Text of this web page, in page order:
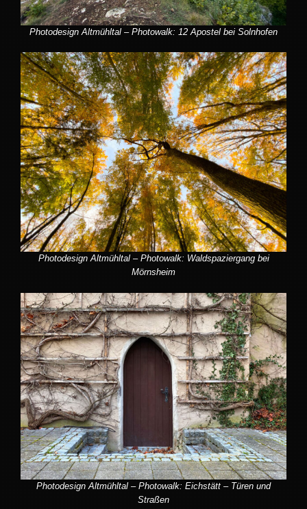
Photodesign Altmühltal – Photowalk: 12 Apostel bei Solnhofen
Photodesign Altmühltal – Photowalk: Waldspaziergang bei
Mörnsheim
Photodesign Altmühltal – Photowalk: Eichstätt – Türen und
Straßen